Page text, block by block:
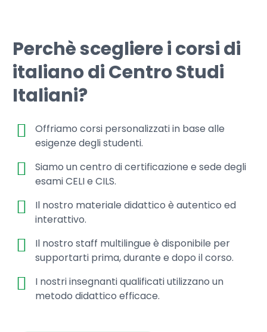
Perchè scegliere i corsi di
italiano di Centro Studi
Italiani?
Offriamo corsi personalizzati in base alle
esigenze degli studenti.
Siamo un centro di certificazione e sede degli
esami CELI e CILS.
Il nostro materiale didattico è autentico ed
interattivo.
Il nostro staff multilingue è disponibile per
supportarti prima, durante e dopo il corso.
I nostri insegnanti qualificati utilizzano un
metodo didattico efficace.